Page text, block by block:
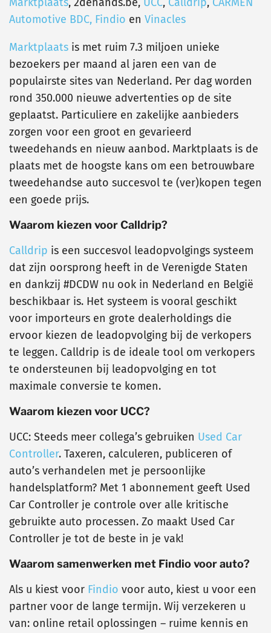
Automotive BDC, Findio en Vinacles
Marktplaats is met ruim 7.3 miljoen unieke
bezoekers per maand al jaren een van de
populairste sites van Nederland. Per dag worden
rond 350.000 nieuwe advertenties op de site
geplaatst. Particuliere en zakelijke aanbieders
zorgen voor een groot en gevarieerd
tweedehands en nieuw aanbod. Marktplaats is de
plaats met de hoogste kans om een betrouwbare
tweedehandse auto succesvol te (ver)kopen tegen
een goede prijs.
Waarom kiezen voor Calldrip?
Calldrip is een succesvol leadopvolgings systeem
dat zijn oorsprong heeft in de Verenigde Staten
en dankzij #DCDW nu ook in Nederland en België
beschikbaar is. Het systeem is vooral geschikt
voor importeurs en grote dealerholdings die
ervoor kiezen de leadopvolging bij de verkopers
te leggen. Calldrip is de ideale tool om verkopers
te ondersteunen bij leadopvolging en tot
maximale conversie te komen.
Waarom kiezen voor UCC?
UCC: Steeds meer collega’s gebruiken Used Car
Controller. Taxeren, calculeren, publiceren of
auto’s verhandelen met je persoonlijke
handelsplatform? Met 1 abonnement geeft Used
Car Controller je controle over alle kritische
gebruikte auto processen. Zo maakt Used Car
Controller je tot de beste in je vak!
Waarom samenwerken met Findio voor auto?
Als u kiest voor Findio voor auto, kiest u voor een
partner voor de lange termijn. Wij verzekeren u
van: online retail oplossingen – ruime kennis en